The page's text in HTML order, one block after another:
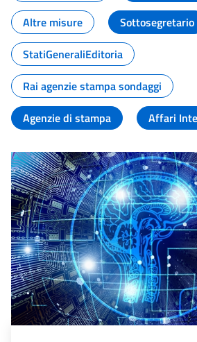
Altre misure
Sottosegretario
StatiGeneraliEditoria
Rai agenzie stampa sondaggi
Agenzie di stampa
Affari